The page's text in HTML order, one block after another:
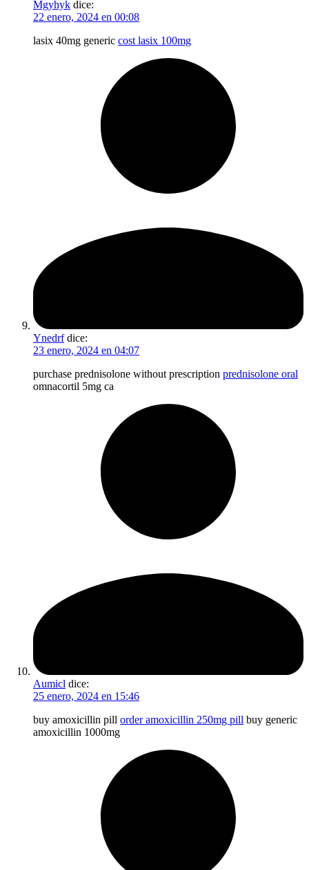
Mgyhyk dice:
22 enero, 2024 en 00:08
lasix 40mg generic cost lasix 100mg
Ynedrf dice:
23 enero, 2024 en 04:07
purchase prednisolone without prescription prednisolone oral
omnacortil 5mg ca
Aumicl dice:
25 enero, 2024 en 15:46
buy amoxicillin pill order amoxicillin 250mg pill buy generic
amoxicillin 1000mg